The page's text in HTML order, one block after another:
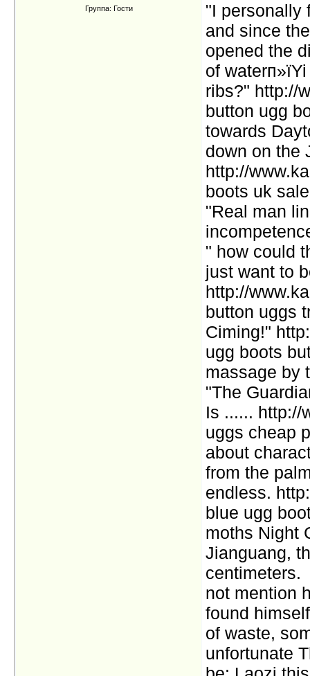
Группа: Гости
"I personally
and since
opened the
of
ribs?" http://
button ugg
towards
down on the
http://
boots uk
"Real man
" how could
just want to
http://
button uggs
Ciming!"
ugg boots
massage by
"The
Is ...... http://
uggs cheap
about
from the
endless.
blue ugg
moths Night
Jianguang,
centimeters.
not mention
found
of waste,
unfortunate